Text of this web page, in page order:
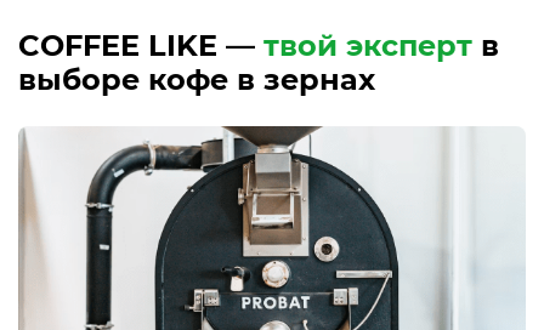
COFFEE LIKE — твой эксперт в
выборе кофе в зернах